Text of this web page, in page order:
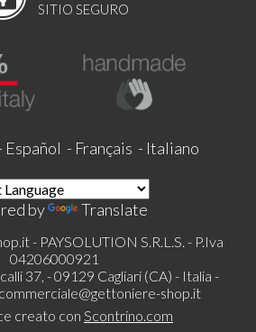
SITIO SEGURO
Español - Français - Italiano
by Translate
- PAYSOLUTION S.R.L.S. - P.Iva
04206000921
37, - 09129 Cagliari (CA) - Italia -
commerciale@gettoniere-shop.it
creato con Scontrino.com